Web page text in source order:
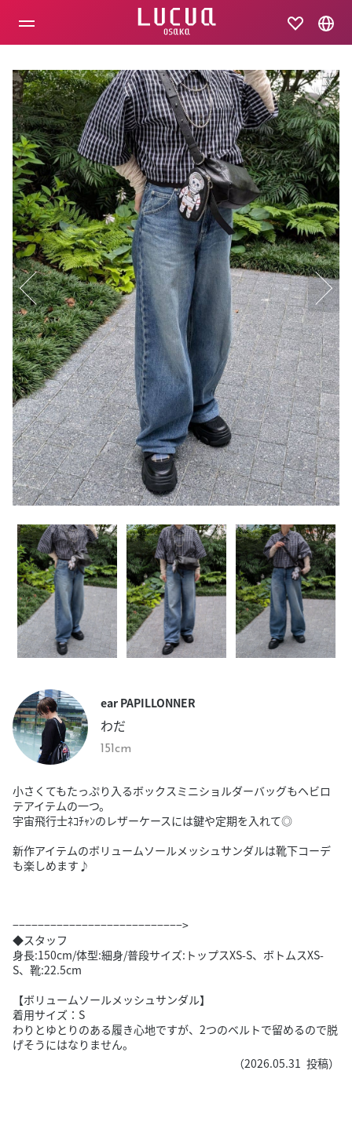
ear PAPILLONNER
わだ
151cm
小さくてもたっぷり入るボックスミニショルダーバッグもヘビロ
テアイテムの一つ。
宇宙飛行士ﾈｺﾁｬﾝのレザーケースには鍵や定期を入れて◎
新作アイテムのボリュームソールメッシュサンダルは靴下コーデ
も楽しめます♪
−−−−−−−−−−−−−−−−−−−−−−−−−−−>
◆スタッフ
身長:150cm/体型:細身/普段サイズ:トップスXS-S、ボトムスXS-
S、靴:22.5cm
【ボリュームソールメッシュサンダル】
着用サイズ：S
わりとゆとりのある履き心地ですが、2つのベルトで留めるので脱
げそうにはなりません。
（2026.05.31 投稿）